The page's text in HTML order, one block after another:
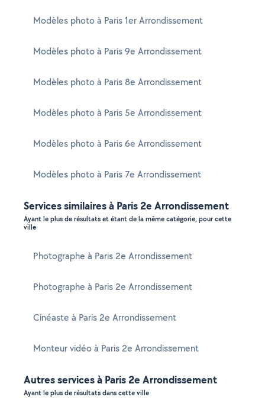
Modèles photo à Paris 1er Arrondissement
Modèles photo à Paris 9e Arrondissement
Modèles photo à Paris 8e Arrondissement
Modèles photo à Paris 5e Arrondissement
Modèles photo à Paris 6e Arrondissement
Modèles photo à Paris 7e Arrondissement
Services similaires à Paris 2e Arrondissement
Ayant le plus de résultats et étant de la même catégorie, pour cette
ville
Photographe à Paris 2e Arrondissement
Photographe à Paris 2e Arrondissement
Cinéaste à Paris 2e Arrondissement
Monteur vidéo à Paris 2e Arrondissement
Autres services à Paris 2e Arrondissement
Ayant le plus de résultats dans cette ville